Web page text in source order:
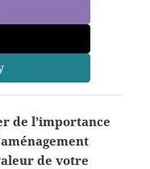
de l’importance
de votre